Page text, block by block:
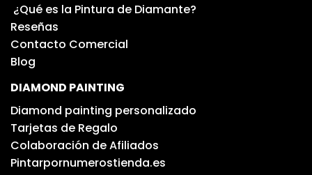
¿Qué es la Pintura de Diamante?
Reseñas
Contacto Comercial
Blog
DIAMOND PAINTING
Diamond painting personalizado
Tarjetas de Regalo
Colaboración de Afiliados
Pintarpornumerostienda.es